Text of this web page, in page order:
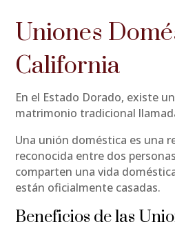
Uniones
California
En el Estado Dorado, existe
matrimonio tradicional
Una unión doméstica es una
reconocida entre dos
comparten una vida
están oficialmente casadas.
Beneficios de las